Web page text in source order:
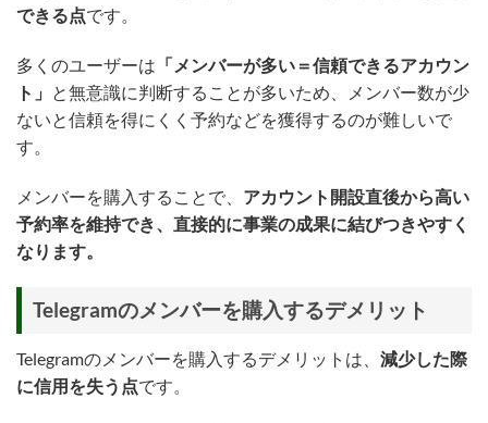
できる点です。
多くのユーザーは 「メンバーが多い＝信頼できるアカウン
ト」 と無意識に判断することが多いため、メンバー数が少
ないと信頼を得にくく予約などを獲得するのが難しいで
す。
メンバーを購入することで、 アカウント開設直後から高い
予約率を維持でき、直接的に事業の成果に結びつきやすく
なります。
Telegramのメンバーを購入するデメリット
Telegramのメンバーを購入するデメリットは、 減少した際
に信用を失う点です。